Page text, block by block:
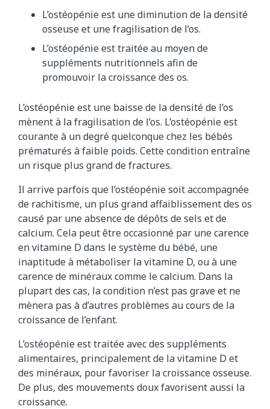
L’ostéopénie est une diminution de la densité
osseuse et une fragilisation de l’os.
L’ostéopénie est traitée au moyen de
suppléments nutritionnels afin de
promouvoir la croissance des os.
L’ostéopénie est une baisse de la densité de l’os
mènent à la fragilisation de l’os. L’ostéopénie est
courante à un degré quelconque chez les bébés
prématurés à faible poids. Cette condition entraîne
un risque plus grand de fractures.
Il arrive parfois que l’ostéopénie soit accompagnée
de rachitisme, un plus grand affaiblissement des os
causé par une absence de dépôts de sels et de
calcium. Cela peut être occasionné par une carence
en vitamine D dans le système du bébé, une
inaptitude à métaboliser la vitamine D, ou à une
carence de minéraux comme le calcium. Dans la
plupart des cas, la condition n’est pas grave et ne
mènera pas à d’autres problèmes au cours de la
croissance de l’enfant.
L’ostéopénie est traitée avec des suppléments
alimentaires, principalement de la vitamine D et
des minéraux, pour favoriser la croissance osseuse.
De plus, des mouvements doux favorisent aussi la
croissance.